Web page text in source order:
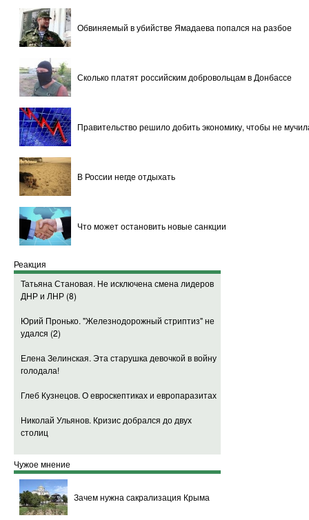
из систем залпового огня
08:22На Камчатку обрушился циклон, в
07:52
Досрочный ЕГЭ сдают школьники 30
регионов России
07:34В Мексике переполненный автобус
врезался в поезд, погибли 16 человек(1)
ослабленной военными действиями Украины
понизили до "мусорного"(4)
снижают шансы на отмену санкций
04:22Детский сад РЖД в Карелии подорожал
03:30Страны "большой семерки" накажут тех,
кто допустит кровопролитие в Донбассе(4)
02:20
01:15Пьяная судья заснула на выступлении
00:46В Нигере арестован главарь "Боко Харам"
00:28Прокурор в Аргентине предъявил
00:10Постпред Украины в ООН: Минские
трудновыполнимы
13.02.2015
23:53Парубий: Украина будет добиваться
Обвиняемый в убийстве Ямадаева попался на разбое
Сколько платят российским добровольцам в Донбассе
Правительство решило добить экономику, чтобы не
В России негде отдыхать
Что может остановить новые санкции
Реакция
Татьяна Становая. Не исключена смена лидеров
ДНР и ЛНР (8)
Юрий Пронько. "Железнодорожный стриптиз" не
удался (2)
Елена Зелинская. Эта старушка девочкой в войну
голодала!
Глеб Кузнецов. О евроскептиках и европаразитах
Николай Ульянов. Кризис добрался до двух
столиц
Чужое мнение
Зачем нужна сакрализация Крыма